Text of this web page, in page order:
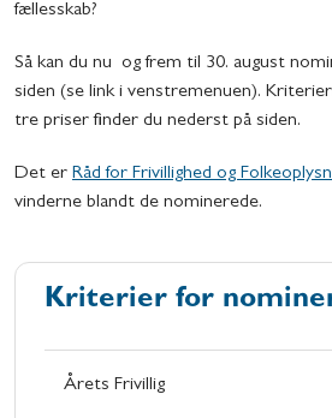
fællesskab?
Så kan du nu og frem til 30. august
siden (se link i venstremenuen).
tre priser finder du nederst på siden.
Det er Råd for Frivillighed og
vinderne blandt de nominerede.
Kriterier for
Årets Frivillig